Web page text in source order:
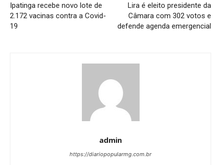
Ipatinga recebe novo lote de
2.172 vacinas contra a Covid-
19
Lira é eleito presidente da
Câmara com 302 votos e
defende agenda emergencial
admin
https://diariopopularmg.com.br